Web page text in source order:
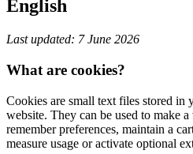
English
Last updated: 7 June 2026
What are cookies?
Cookies are small text files stored in
website. They can be used to make
remember preferences, maintain a
measure usage or activate optional